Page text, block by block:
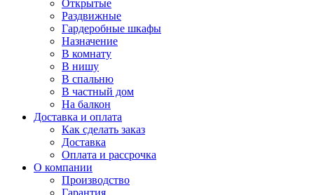
Открытые
Раздвижные
Гардеробные шкафы
Назначение
В комнату
В нишу
В спальню
В частный дом
На балкон
Доставка и оплата
Как сделать заказ
Доставка
Оплата и рассрочка
О компании
Производство
Гарантия